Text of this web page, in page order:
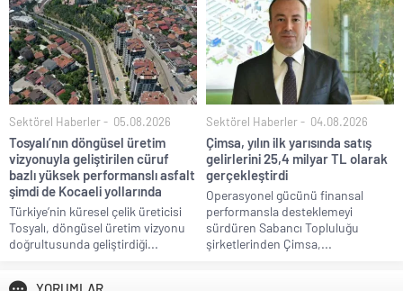
Sektörel Haberler 05.08.2026
Tosyalı’nın döngüsel üretim
vizyonuyla geliştirilen cüruf
bazlı yüksek performanslı asfalt
şimdi de Kocaeli yollarında
Türkiye’nin küresel çelik üreticisi
Tosyalı, döngüsel üretim vizyonu
doğrultusunda geliştirdiği...
Sektörel Haberler 04.08.2026
Çimsa, yılın ilk yarısında satış
gelirlerini 25,4 milyar TL olarak
gerçekleştirdi
Operasyonel gücünü finansal
performansla desteklemeyi
sürdüren Sabancı Topluluğu
şirketlerinden Çimsa,...